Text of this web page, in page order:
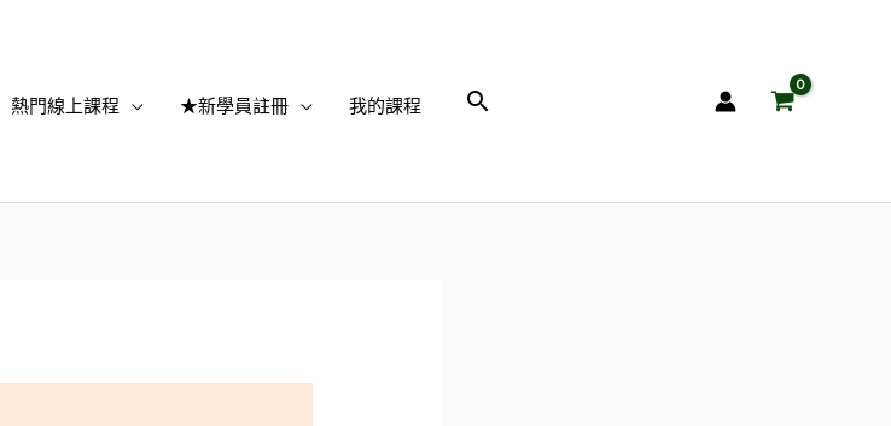
熱門線上課程 ★新學員註冊 我的課程
搜